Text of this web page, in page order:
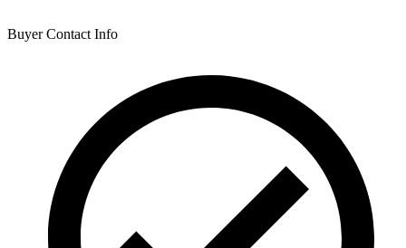
Buyer Contact Info